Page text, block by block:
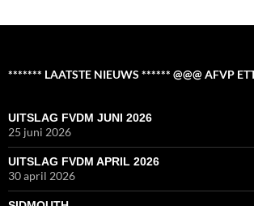
******* LAATSTE NIEUWS ****** @@@ AFVP
UITSLAG FVDM JUNI 2026
25 juni 2026
UITSLAG FVDM APRIL 2026
30 april 2026